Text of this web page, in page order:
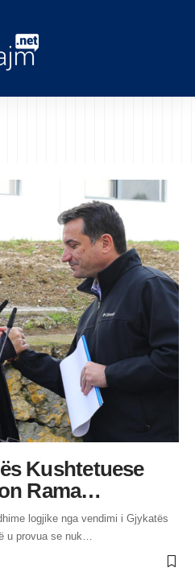
Kushtetuese
Rama…
logjike nga vendimi i Gjykatës
u provua se nuk…